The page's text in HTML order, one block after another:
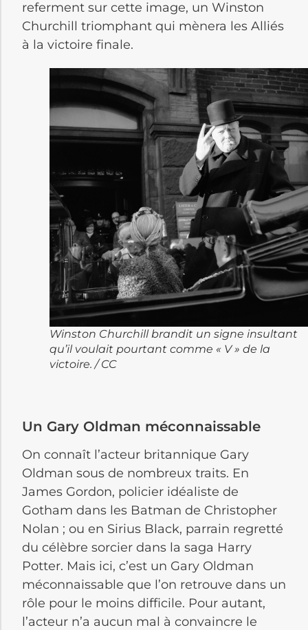
referment sur cette image, un Winston
Churchill triomphant qui mènera les Alliés
à la victoire finale.
Winston Churchill brandit un signe insultant
qu’il voulait pourtant comme « V » de la
victoire. / CC
Un Gary Oldman méconnaissable
On connaît l’acteur britannique Gary
Oldman sous de nombreux traits. En
James Gordon, policier idéaliste de
Gotham dans les Batman de Christopher
Nolan ; ou en Sirius Black, parrain regretté
du célèbre sorcier dans la saga Harry
Potter. Mais ici, c’est un Gary Oldman
méconnaissable que l’on retrouve dans un
rôle pour le moins difficile. Pour autant,
l’acteur n’a aucun mal à convaincre le